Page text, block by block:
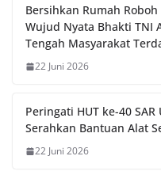
Bersihkan Rumah
Wujud Nyata Bhakti TNI
Tengah Masyarakat
22 Juni 2026
Peringati HUT ke-40
Serahkan Bantuan Alat
22 Juni 2026